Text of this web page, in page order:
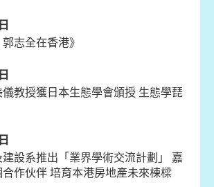
志全在香港》
教授獲日本生態學會頒授 生態學琵
設系推出「業界學術交流計劃」 嘉
作伙伴 培育本港房地產未來棟樑